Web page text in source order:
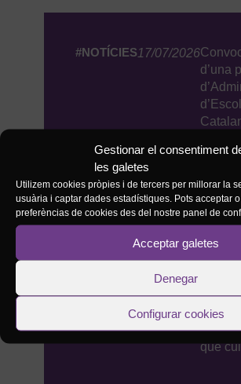
Gestionar el consentiment
les galetes
Utilizem cookies pròpies i de tercers per millorar la
usuària i captar dades estadístiques. Pots acceptar
preferèncias de cookies des del nostre panel de
Acceptar galetes
Denegar
Configurar cookies
#NOTÍCIES17/07/2026
d’una
24/03/2026
2026:
que